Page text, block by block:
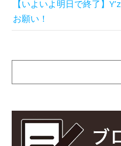
【いよいよ明日で終了】
お願い！